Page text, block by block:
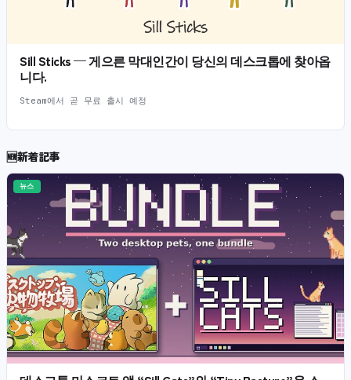
Sill Sticks — 게으른 막대인간이 당신의 데스크톱에 찾아옵
니다.
Steam에서 곧 무료 출시 예정
🆕新着記事
뉴스